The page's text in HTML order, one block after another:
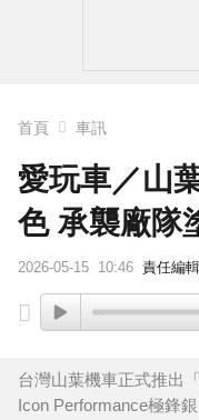
首頁 車訊
愛玩車／山
色 承襲廠隊
2026-05-15 10:46 責任編
台灣山葉機車正式推出
Icon Performance極鋒